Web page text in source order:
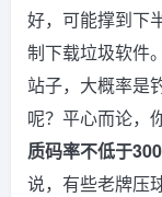
好，可能撑到下
制下载垃圾软件
站子，大概率是
呢？平心而论，
质码率不低于
说，有些老牌压